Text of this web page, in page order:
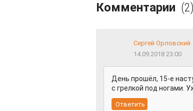
Комментарии (2)
Сергей Орловский
14.09.2018 23:00
День прошёл, 15-е
с грелкой под ногами.